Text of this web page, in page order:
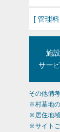
[ 管理
施設
サー
その他備考
※村墓地
※居住地
※サイト